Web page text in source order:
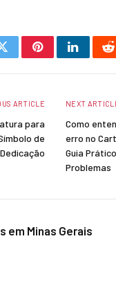
TwitterPinterest
ARTICLE
para
de
NEXT
Como
erro no
Guia
Problemas
em Minas Gerais